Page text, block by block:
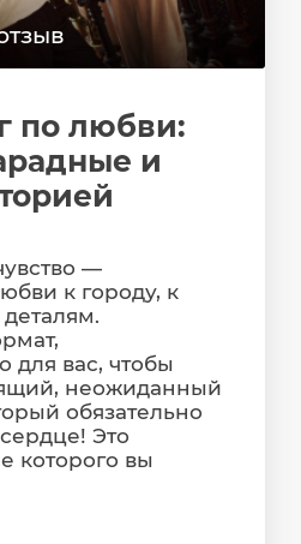
по любви:
и
—
к городу, к
деталям.
для вас, чтобы
неожиданный
обязательно
Это
которого вы